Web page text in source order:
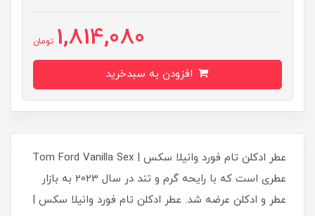
1,814,080 تومان
عطر ادکلن تام فورد وانیلا سکس | Tom Ford Vanilla Sex
عطری است که با رایحه گرم و تند در سال 2023 به بازار
عطر و ادکلن عرضه شد. عطر ادکلن تام فورد وانیلا سکس |